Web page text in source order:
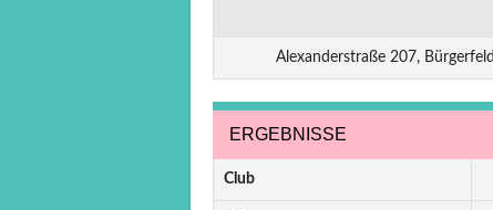
Alexanderstraße 207,
ERGEBNISSE
Club